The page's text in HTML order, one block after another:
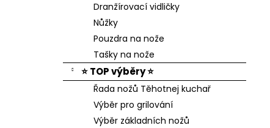
Dranžírovací vidličky
Nůžky
Pouzdra na nože
Tašky na nože
⭐ TOP výběry ⭐
Řada nožů Těhotnej kuchař
Výběr pro grilování
Výběr základních nožů